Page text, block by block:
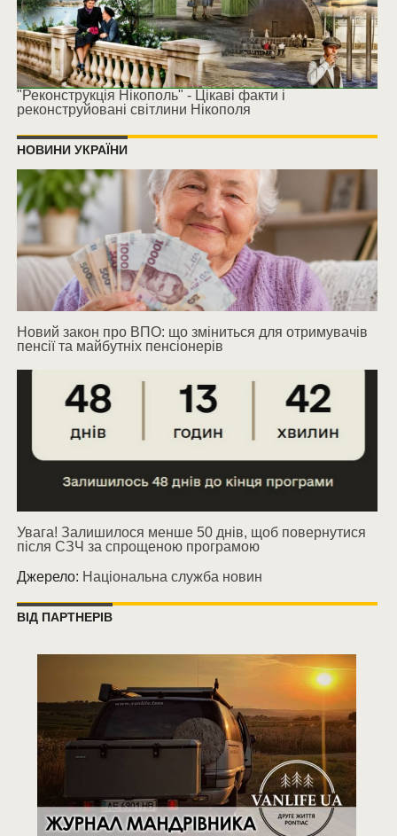
"Реконструкція Нікополь" - Цікаві факти і
реконструйовані світлини Нікополя
НОВИНИ УКРАЇНИ
Новий закон про ВПО: що зміниться для отримувачів
пенсії та майбутніх пенсіонерів
Увага! Залишилося менше 50 днів, щоб повернутися
після СЗЧ за спрощеною програмою
Джерело: Національна служба новин
ВІД ПАРТНЕРІВ